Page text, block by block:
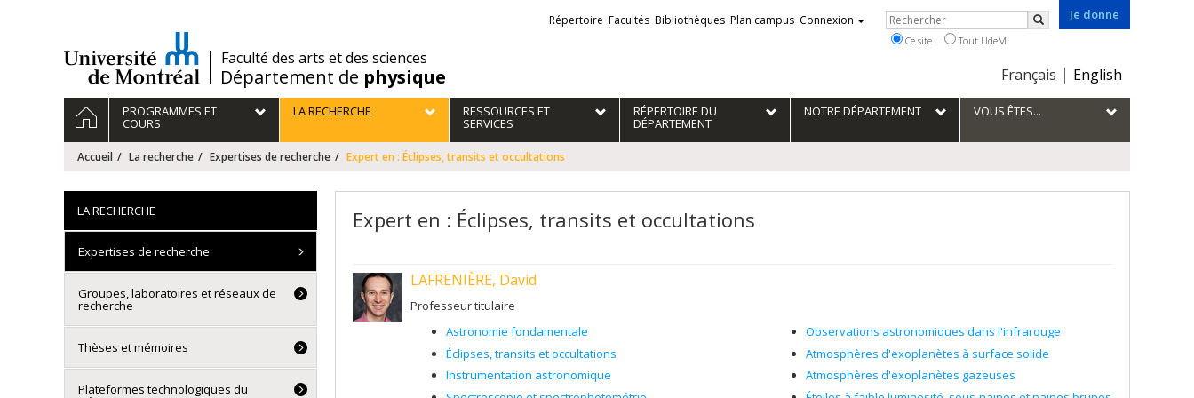
/Faculté des arts et des sciences
Département de physique
Je donne
Choix
la
langue
Français English
Liens
externes
Répertoire Facultés Bibliothèques Plan campus Connexion Rechercher
Rechercher
Ce site Tout UdeM
Navigation
principale
ACCUEILPROGRAMMES ET
COURS
LA RECHERCHE RESSOURCES ET
SERVICES
RÉPERTOIRE DU
DÉPARTEMENT
NOTRE DÉPARTEMENT VOUS ÊTES...
Accueil La recherche Expertises de recherche Expert en : Éclipses, transits et occultations
Expert en : Éclipses, transits et occultations
LAFRENIÈRE, David
Professeur titulaire
Astronomie fondamentale
Éclipses, transits et occultations
Instrumentation astronomique
Observations astronomiques dans l'infrarouge
Atmosphères d'exoplanètes à surface solide
Atmosphères d'exoplanètes gazeuses
LA RECHERCHE
Expertises de recherche
Groupes, laboratoires et réseaux de
recherche
Thèses et mémoires
Plateformes technologiques du